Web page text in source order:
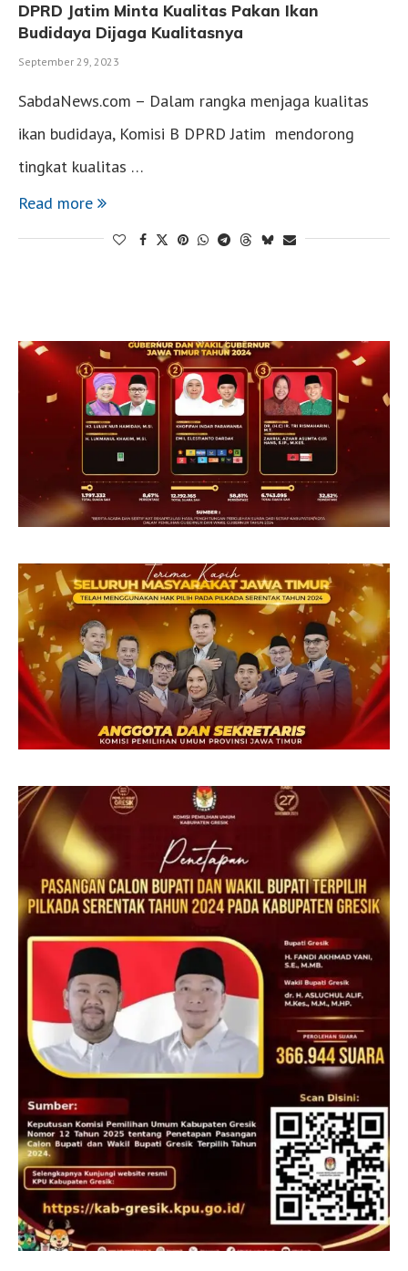
DPRD Jatim Minta Kualitas Pakan Ikan
Budidaya Dijaga Kualitasnya
September 29, 2023
SabdaNews.com – Dalam rangka menjaga kualitas
ikan budidaya, Komisi B DPRD Jatim mendorong
tingkat kualitas …
Read more